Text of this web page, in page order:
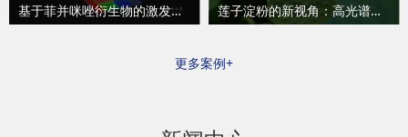
基于菲并咪唑衍生物的激发态调控及其在蓝光/白光 OLED 中的应用 莲子淀粉的新视角：高光谱成像与哪吒藕身的文化探索
更多案例+